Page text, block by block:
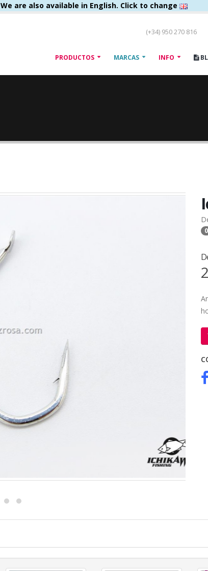
We are also available in English. Click to change
(+34) 950 270 816
PRODUCTOS MARCAS INFO
0